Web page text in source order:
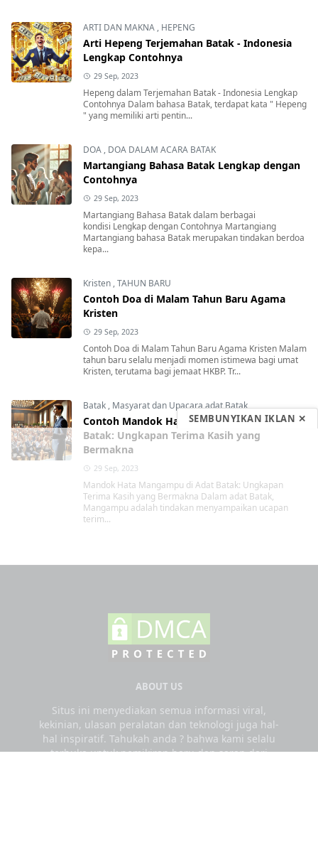
ARTI DAN MAKNA , HEPENG
Arti Hepeng Terjemahan Batak - Indonesia
Lengkap Contohnya
29 Sep, 2023
Hepeng dalam Terjemahan Batak - Indonesia Lengkap
Contohnya Dalam bahasa Batak, terdapat kata " Hepeng
" yang memiliki arti pentin...
DOA , DOA DALAM ACARA BATAK
Martangiang Bahasa Batak Lengkap dengan
Contohnya
29 Sep, 2023
Martangiang Bahasa Batak dalam berbagai
kondisi Lengkap dengan Contohnya Martangiang
Martangiang bahasa Batak merupakan tindakan berdoa
kepa...
Kristen ,TAHUN BARU
Contoh Doa di Malam Tahun Baru Agama
Kristen
29 Sep, 2023
Contoh Doa di Malam Tahun Baru Agama Kristen Malam
tahun baru selalu menjadi momen istimewa bagi umat
Kristen, terutama bagi jemaat HKBP. Tr...
Batak , Masyarat dan Upacara adat Batak
Contoh Mandok Hata Mangampu di Adat
Batak: Ungkapan Terima Kasih yang
Bermakna
29 Sep, 2023
Mandok Hata Mangampu di Adat Batak: Ungkapan
Terima Kasih yang Bermakna Dalam adat Batak,
Mangampu adalah tindakan menyampaikan ucapan
terim...
ABOUT US
Situs ini menyediakan semua informasi viral,
kekinian, ulasan peralatan dan teknologi juga hal-
hal inspiratif. Tahukah anda ? bahwa kami selalu
terbuka untuk pemikiran baru dan saran dari
SEMBUNYIKAN IKLAN ✕